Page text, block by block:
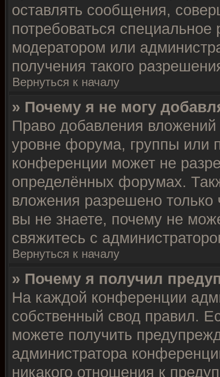
оставлять сообщения,
потребоваться
модератором или
получения такого
Вернуться к началу
» Почему я не могу
Право добавления
уровне форума, группы или
конференции может не
определённых форумах.
вложения разрешено
вы не знаете, почему не
свяжитесь с
Вернуться к началу
» Почему я получил
На каждой конференции
собственный свод правил.
можете получить
администратора
никакого отношения к